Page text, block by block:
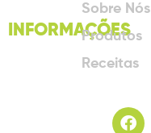
INFORMAÇÕES
Sobre Nós
Produtos
Receitas